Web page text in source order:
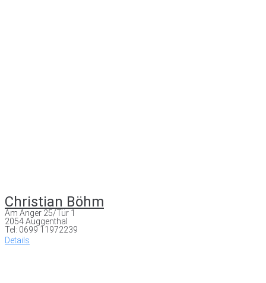
Christian Böhm
Am Anger 25/Tür 1
2054 Auggenthal
Tel: 0699 11972239
Details